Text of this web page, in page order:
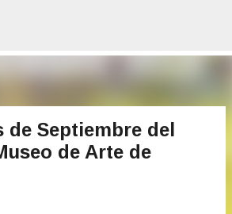
Septiembre del
de Arte de